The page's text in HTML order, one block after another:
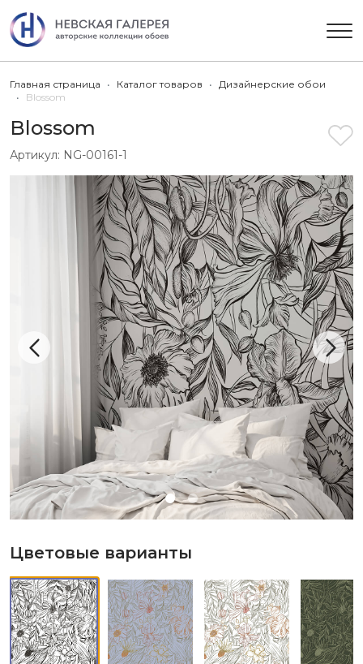
Главная страница Каталог товаров
Дизайнерские обои
Blossom
Blossom
Артикул: NG-00161-1
Цветовые варианты